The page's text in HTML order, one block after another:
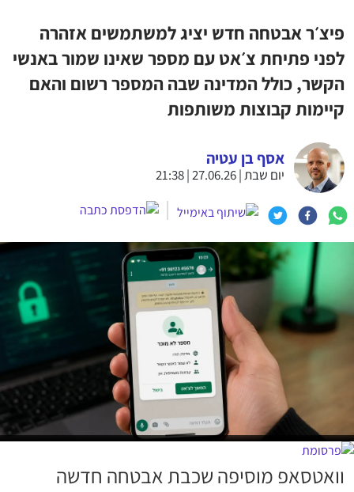
פיצ׳ר אבטחה חדש יציג למשתמשים אזהרה
לפני פתיחת צ׳אט עם מספר שאינו שמור באנשי
הקשר, כולל המדינה שבה המספר רשום והאם
קיימות קבוצות משותפות
אסף בן עטיה
יום שבת | 27.06.26 | 21:38
וואטסאפ מוסיפה שכבת אבטחה חדשה